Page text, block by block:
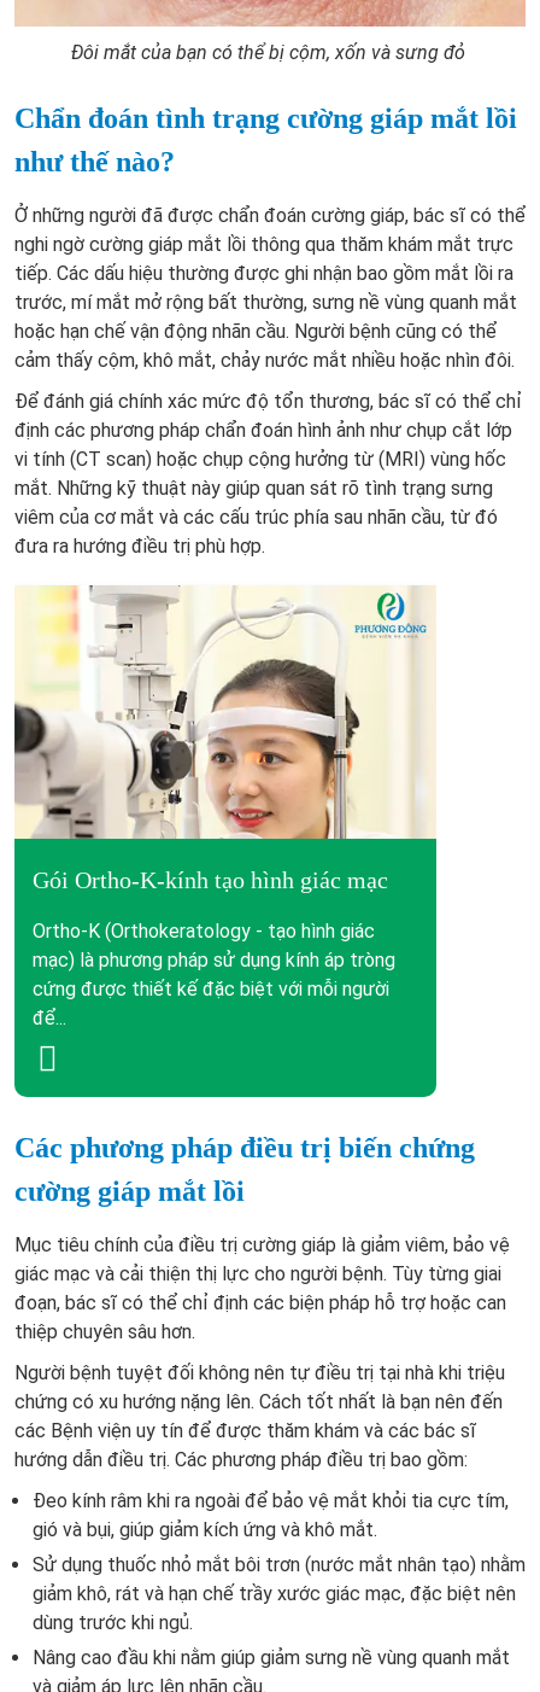
Đôi mắt của bạn có thể bị cộm, xốn và sưng đỏ
Chẩn đoán tình trạng cường giáp mắt lồi
như thế nào?
Ở những người đã được chẩn đoán cường giáp, bác sĩ có thể
nghi ngờ cường giáp mắt lồi thông qua thăm khám mắt trực
tiếp. Các dấu hiệu thường được ghi nhận bao gồm mắt lồi ra
trước, mí mắt mở rộng bất thường, sưng nề vùng quanh mắt
hoặc hạn chế vận động nhãn cầu. Người bệnh cũng có thể
cảm thấy cộm, khô mắt, chảy nước mắt nhiều hoặc nhìn đôi.
Để đánh giá chính xác mức độ tổn thương, bác sĩ có thể chỉ
định các phương pháp chẩn đoán hình ảnh như chụp cắt lớp
vi tính (CT scan) hoặc chụp cộng hưởng từ (MRI) vùng hốc
mắt. Những kỹ thuật này giúp quan sát rõ tình trạng sưng
viêm của cơ mắt và các cấu trúc phía sau nhãn cầu, từ đó
đưa ra hướng điều trị phù hợp.
Gói Ortho-K-kính tạo hình giác mạc
Ortho-K (Orthokeratology - tạo hình giác
mạc) là phương pháp sử dụng kính áp tròng
cứng được thiết kế đặc biệt với mỗi người
để...
Các phương pháp điều trị biến chứng
cường giáp mắt lồi
Mục tiêu chính của điều trị cường giáp là giảm viêm, bảo vệ
giác mạc và cải thiện thị lực cho người bệnh. Tùy từng giai
đoạn, bác sĩ có thể chỉ định các biện pháp hỗ trợ hoặc can
thiệp chuyên sâu hơn.
Người bệnh tuyệt đối không nên tự điều trị tại nhà khi triệu
chứng có xu hướng nặng lên. Cách tốt nhất là bạn nên đến
các Bệnh viện uy tín để được thăm khám và các bác sĩ
hướng dẫn điều trị. Các phương pháp điều trị bao gồm:
Đeo kính râm khi ra ngoài để bảo vệ mắt khỏi tia cực tím,
gió và bụi, giúp giảm kích ứng và khô mắt.
Sử dụng thuốc nhỏ mắt bôi trơn (nước mắt nhân tạo) nhằm
giảm khô, rát và hạn chế trầy xước giác mạc, đặc biệt nên
dùng trước khi ngủ.
Nâng cao đầu khi nằm giúp giảm sưng nề vùng quanh mắt
và giảm áp lực lên nhãn cầu.